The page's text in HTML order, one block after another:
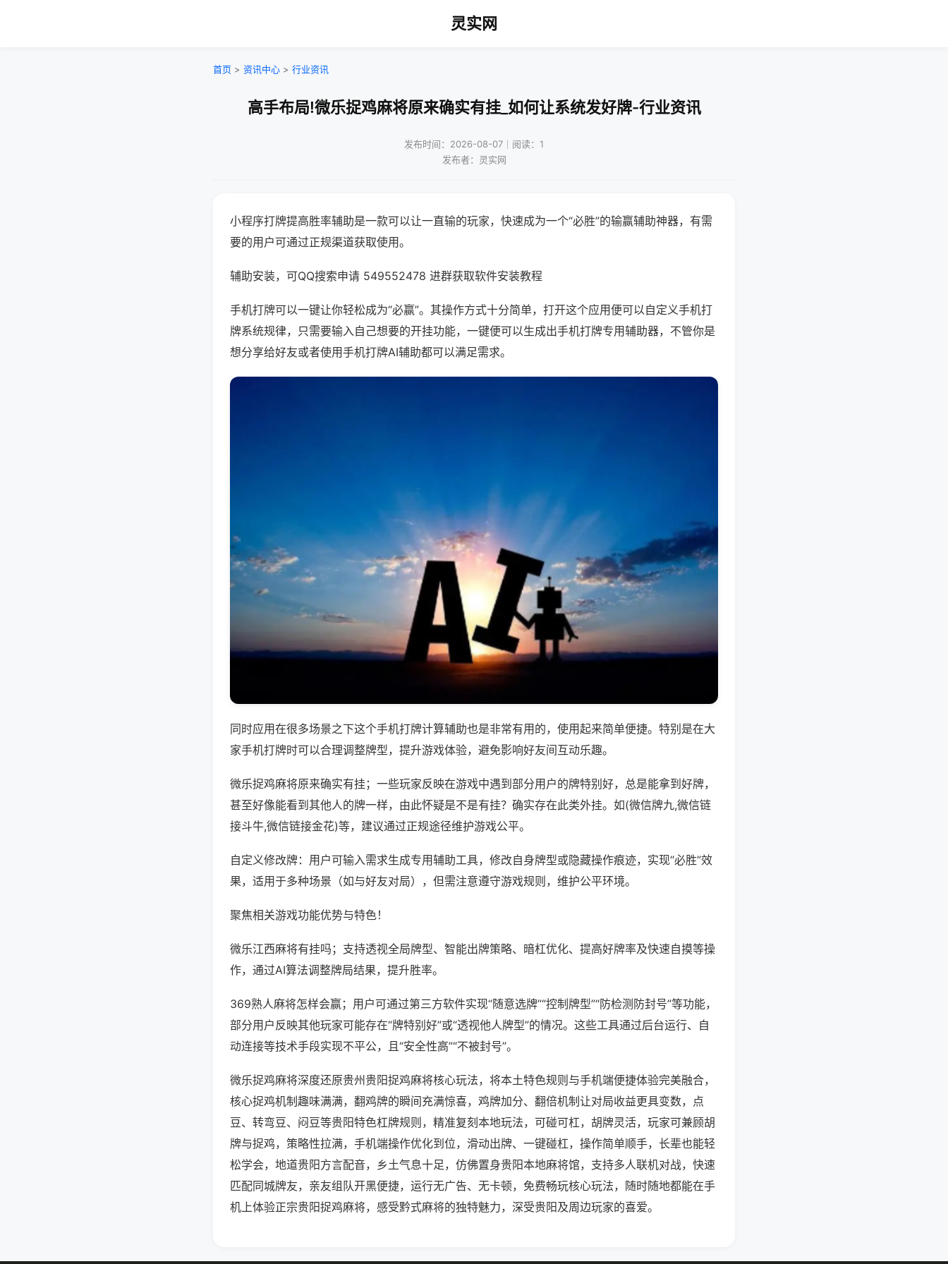
灵实网
首页 > 资讯中心 > 行业资讯
高手布局!微乐捉鸡麻将原来确实有挂_如何让系统发好牌-行业资讯
发布时间：2026-08-07｜阅读：1
发布者：灵实网
小程序打牌提高胜率辅助是一款可以让一直输的玩家，快速成为一个“必胜”的输赢辅助神器，有需
要的用户可通过正规渠道获取使用。
辅助安装，可QQ搜索申请 549552478 进群获取软件安装教程
手机打牌可以一键让你轻松成为“必赢”。其操作方式十分简单，打开这个应用便可以自定义手机打
牌系统规律，只需要输入自己想要的开挂功能，一键便可以生成出手机打牌专用辅助器，不管你是
想分享给好友或者使用手机打牌AI辅助都可以满足需求。
同时应用在很多场景之下这个手机打牌计算辅助也是非常有用的，使用起来简单便捷。特别是在大
家手机打牌时可以合理调整牌型，提升游戏体验，避免影响好友间互动乐趣。
微乐捉鸡麻将原来确实有挂；一些玩家反映在游戏中遇到部分用户的牌特别好，总是能拿到好牌，
甚至好像能看到其他人的牌一样，由此怀疑是不是有挂？确实存在此类外挂。如(微信牌九,微信链
接斗牛,微信链接金花)等，建议通过正规途径维护游戏公平。
自定义修改牌：用户可输入需求生成专用辅助工具，修改自身牌型或隐藏操作痕迹，实现“必胜”效
果，适用于多种场景（如与好友对局），但需注意遵守游戏规则，维护公平环境。
聚焦相关游戏功能优势与特色！
微乐江西麻将有挂吗；支持透视全局牌型、智能出牌策略、暗杠优化、提高好牌率及快速自摸等操
作，通过AI算法调整牌局结果，提升胜率。
369熟人麻将怎样会赢；用户可通过第三方软件实现“随意选牌”“控制牌型”“防检测防封号”等功能，
部分用户反映其他玩家可能存在“牌特别好”或“透视他人牌型”的情况。这些工具通过后台运行、自
动连接等技术手段实现不平公，且“安全性高”“不被封号”。
微乐捉鸡麻将深度还原贵州贵阳捉鸡麻将核心玩法，将本土特色规则与手机端便捷体验完美融合，
核心捉鸡机制趣味满满，翻鸡牌的瞬间充满惊喜，鸡牌加分、翻倍机制让对局收益更具变数，点
豆、转弯豆、闷豆等贵阳特色杠牌规则，精准复刻本地玩法，可碰可杠，胡牌灵活，玩家可兼顾胡
牌与捉鸡，策略性拉满，手机端操作优化到位，滑动出牌、一键碰杠，操作简单顺手，长辈也能轻
松学会，地道贵阳方言配音，乡土气息十足，仿佛置身贵阳本地麻将馆，支持多人联机对战，快速
匹配同城牌友，亲友组队开黑便捷，运行无广告、无卡顿，免费畅玩核心玩法，随时随地都能在手
机上体验正宗贵阳捉鸡麻将，感受黔式麻将的独特魅力，深受贵阳及周边玩家的喜爱。